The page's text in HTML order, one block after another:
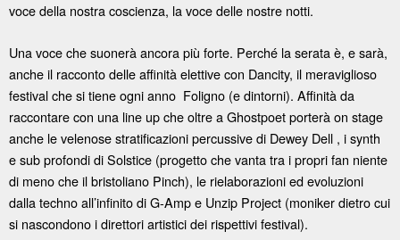
voce della nostra coscienza, la voce delle nostre notti.
Una voce che suonerà ancora più forte. Perché la serata è, e sarà,
anche il racconto delle affinità elettive con Dancity, il meraviglioso
festival che si tiene ogni anno Foligno (e dintorni). Affinità da
raccontare con una line up che oltre a Ghostpoet porterà on stage
anche le velenose stratificazioni percussive di Dewey Dell , i synth
e sub profondi di Solstice (progetto che vanta tra i propri fan niente
di meno che il bristoliano Pinch), le rielaborazioni ed evoluzioni
dalla techno all’infinito di G-Amp e Unzip Project (moniker dietro cui
si nascondono i direttori artistici dei rispettivi festival).